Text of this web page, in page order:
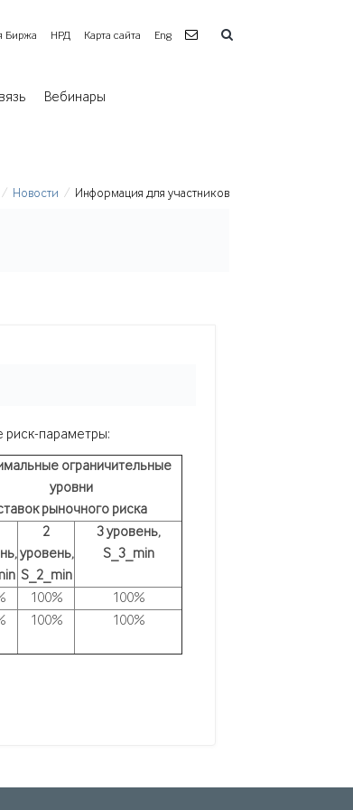
Биржа НРД Карта сайта Eng
Вебинары
Новости Информация для участников
риск-параметры:
ограничительные
уровни
рыночного риска
2
уровень,
S_ 2_min
3 уровень,
S_ 3_min
100%
100%
100% 100%